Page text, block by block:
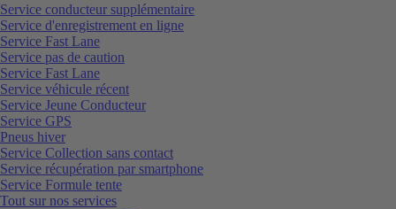
Service conducteur supplémentaire
Service d'enregistrement en ligne
Service Fast Lane
Service pas de caution
Service Fast Lane
Service véhicule récent
Service Jeune Conducteur
Service GPS
Pneus hiver
Service Collection sans contact
Service récupération par smartphone
Service Formule tente
Tout sur nos services